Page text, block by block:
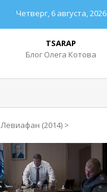
Четверг, 6 августа, 2026
TSARAP
Блог Олега Котова
Левиафан (2014) >